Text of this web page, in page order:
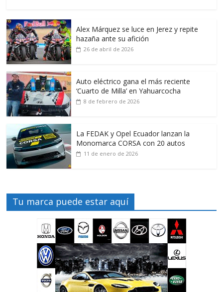
Alex Márquez se luce en Jerez y repite
hazaña ante su afición
26 de abril de 2026
Auto eléctrico gana el más reciente
‘Cuarto de Milla’ en Yahuarcocha
8 de febrero de 2026
La FEDAK y Opel Ecuador lanzan la
Monomarca CORSA con 20 autos
11 de enero de 2026
Tu marca puede estar aquí